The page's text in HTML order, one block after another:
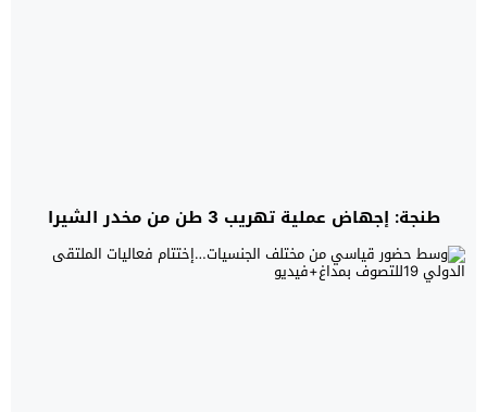
طنجة: إجهاض عملية تهريب 3 طن من مخدر الشيرا